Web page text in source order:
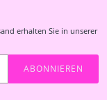
erhalten Sie in unserer
ABONNIEREN